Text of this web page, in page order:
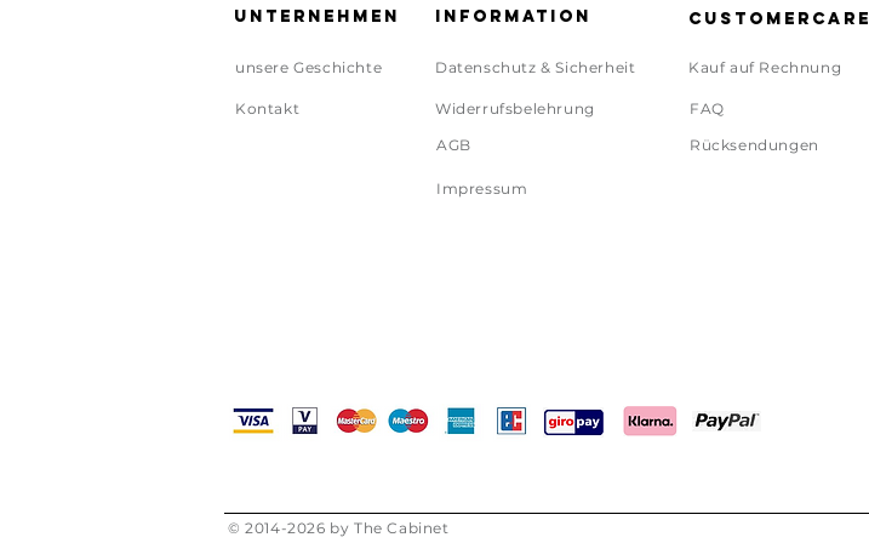
Unternehmen
unsere Geschichte
Kontakt
Information
Datenschutz & Sicherheit
Widerrufsbelehrung
AGB
Customercare
Kauf auf Rechnung
FAQ
Rücksendungen
Impressum
© 2014-2026 by The Cabinet